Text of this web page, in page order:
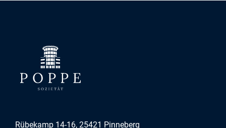
Rübekamp 14-16, 25421 Pinneberg